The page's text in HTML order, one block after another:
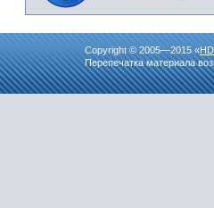
Copyright © 2005—2015 «
Перепечатка материала